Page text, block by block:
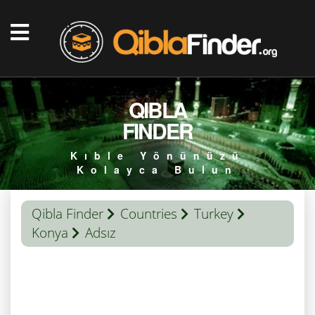
QIBLA
FINDER
Kıble Yönünüzü
Kolayca Bulun
Qibla Finder Countries
Turkey
Konya
Adsız